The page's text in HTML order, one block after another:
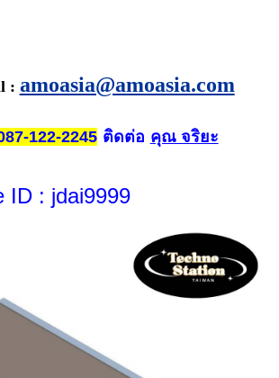
: amoasia@amoasia.com
122-2245ติดต่อ คุณ จริยะ
ID : jdai9999